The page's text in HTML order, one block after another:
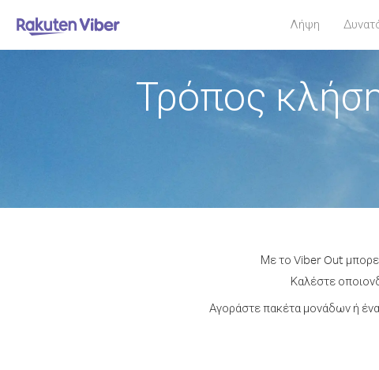
Λήψη
Τρόπος
Με το Viber Out
Καλέστε
Αγοράστε πακέτα μονάδων ή